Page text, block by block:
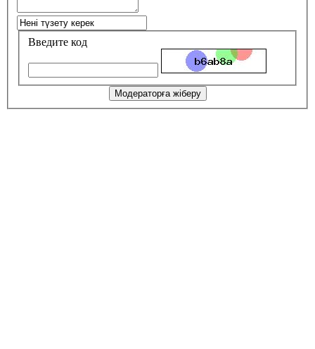
Введите код
Модераторға жіберу